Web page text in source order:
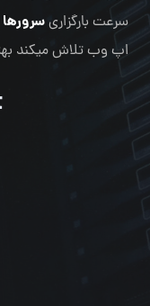
سرعت بارگزاریسرورها
اپ وب تلاش میکند